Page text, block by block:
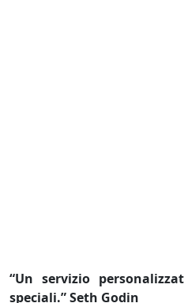
“Un servizio
speciali.” Seth Godin